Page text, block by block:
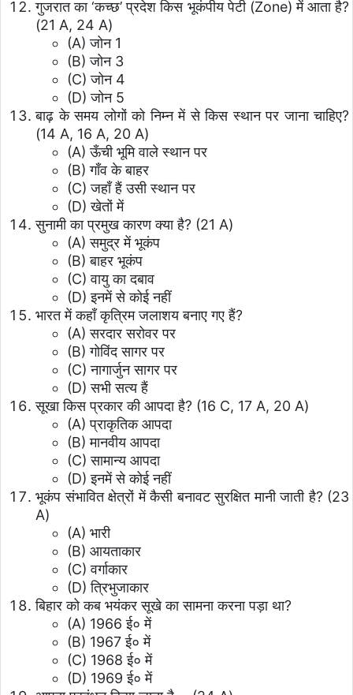
गुजरात का ‘कच्छ’ प्रदेश किस भूकंपीय पेटी (Zone) में आता है?
(21 A, 24 A)
(A) जोन 1
(B) जोन 3
(C) जोन 4
(D) जोन 5
बाढ़ के समय लोगों को निम्न में से किस स्थान पर जाना चाहिए?
(14 A, 16 A, 20 A)
(A) ऊँची भूमि वाले स्थान पर
(B) गाँव के बाहर
(C) जहाँ हैं उसी स्थान पर
(D) खेतों में
सुनामी का प्रमुख कारण क्या है? (21 A)
(A) समुद्र में भूकंप
(B) बाहर भूकंप
(C) वायु का दबाव
(D) इनमें से कोई नहीं
भारत में कहाँ कृत्रिम जलाशय बनाए गए हैं?
(A) सरदार सरोवर पर
(B) गोविंद सागर पर
(C) नागार्जुन सागर पर
(D) सभी सत्य हैं
सूखा किस प्रकार की आपदा है? (16 C, 17 A, 20 A)
(A) प्राकृतिक आपदा
(B) मानवीय आपदा
(C) सामान्य आपदा
(D) इनमें से कोई नहीं
भूकंप संभावित क्षेत्रों में कैसी बनावट सुरक्षित मानी जाती है? (23
A)
(A) भारी
(B) आयताकार
(C) वर्गाकार
(D) त्रिभुजाकार
बिहार को कब भयंकर सूखे का सामना करना पड़ा था?
(A) 1966 ई० में
(B) 1967 ई० में
(C) 1968 ई० में
(D) 1969 ई० में